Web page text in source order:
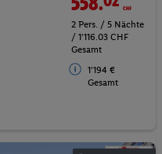
2 Pers. / 5 Nächte
/ 1'116.03 CHF
Gesamt
1'194 €
Gesamt